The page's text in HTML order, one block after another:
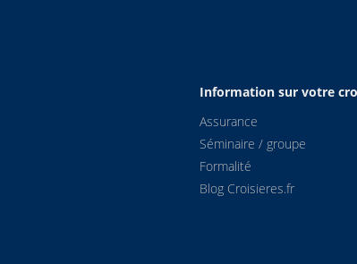
Information sur votre
Assurance
Séminaire / groupe
Formalité
Blog Croisieres.fr